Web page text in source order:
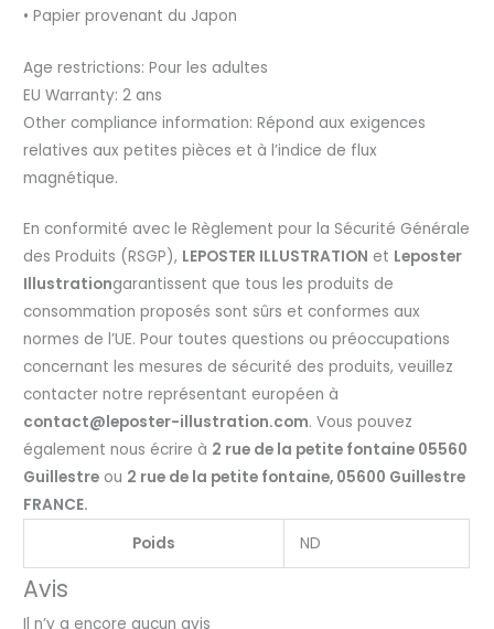
• Papier provenant du Japon
Age restrictions: Pour les adultes
EU Warranty: 2 ans
Other compliance information: Répond aux exigences
relatives aux petites pièces et à l’indice de flux
magnétique.
En conformité avec le Règlement pour la Sécurité Générale
des Produits (RSGP), LEPOSTER ILLUSTRATION et Leposter
Illustrationgarantissent que tous les produits de
consommation proposés sont sûrs et conformes aux
normes de l’UE. Pour toutes questions ou préoccupations
concernant les mesures de sécurité des produits, veuillez
contacter notre représentant européen à
contact@leposter-illustration.com. Vous pouvez
également nous écrire à 2 rue de la petite fontaine 05560
Guillestre ou 2 rue de la petite fontaine, 05600 Guillestre
FRANCE.
Poids
ND
Avis
Il n’y a encore aucun avis